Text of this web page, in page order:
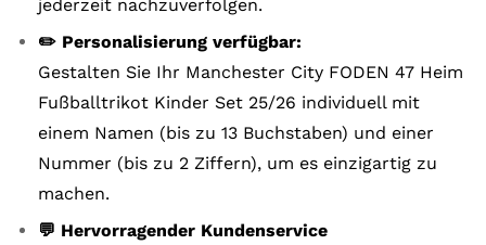
jederzeit nachzuverfolgen.
✏️ Personalisierung verfügbar:
Gestalten Sie Ihr Manchester City FODEN 47 Heim
Fußballtrikot Kinder Set 25/26 individuell mit
einem Namen (bis zu 13 Buchstaben) und einer
Nummer (bis zu 2 Ziffern), um es einzigartig zu
machen.
💬 Hervorragender Kundenservice